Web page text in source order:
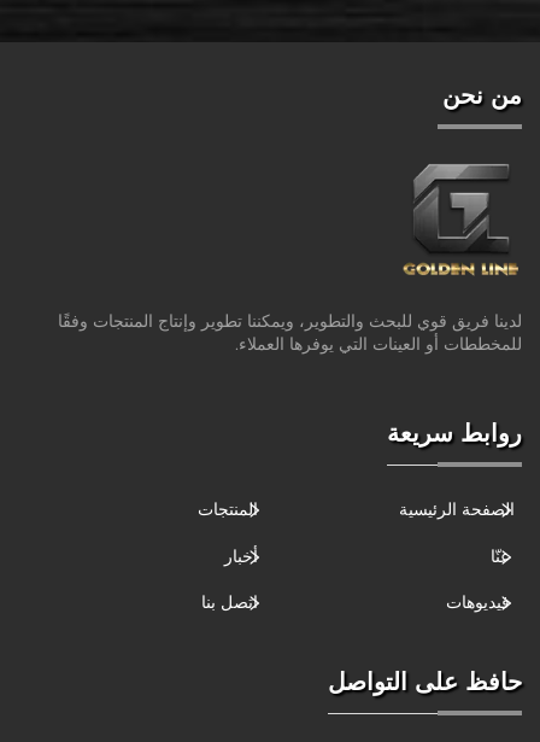
من نحن
لدينا فريق قوي للبحث والتطوير، ويمكننا تطوير وإنتاج المنتجات وفقًا
للمخططات أو العينات التي يوفرها العملاء.
روابط سريعة
الصفحة الرئيسية المنتجات
عنّا أخبار
فيديوهات اتصل بنا
حافظ على التواصل